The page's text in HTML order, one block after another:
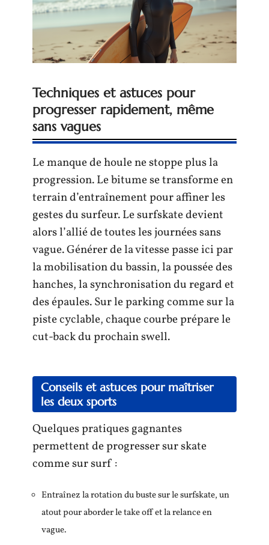
Techniques et astuces pour
progresser rapidement, même
sans vagues
Le manque de houle ne stoppe plus la
progression. Le bitume se transforme en
terrain d’entraînement pour affiner les
gestes du surfeur. Le surfskate devient
alors l’allié de toutes les journées sans
vague. Générer de la vitesse passe ici par
la mobilisation du bassin, la poussée des
hanches, la synchronisation du regard et
des épaules. Sur le parking comme sur la
piste cyclable, chaque courbe prépare le
cut-back du prochain swell.
Conseils et astuces pour maîtriser
les deux sports
Quelques pratiques gagnantes
permettent de progresser sur skate
comme sur surf :
Entraînez la rotation du buste sur le surfskate, un
atout pour aborder le take off et la relance en
vague.